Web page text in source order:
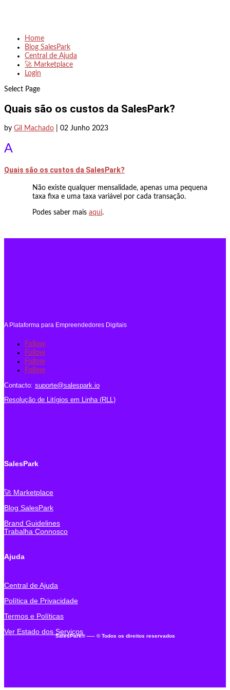
Home
Blog SalesPark
Central de Ajuda
🚀 Marketplace
Login
Select Page
Quais são os custos da SalesPark?
by Gil Machado 02 Junho 2023
A
Quais são os custos da SalesPark?
Não existe qualquer mensalidade, apenas uma pequena
taxa fixa e uma taxa variável por cada transação.
Podes saber mais aqui.
A Plataforma para Empreendedores Digitais
Follow
Follow
Follow
Follow
Contacto: suporte@salespark.io
Resolução de Litígios em Linha (RLL)
SalesPark
🚀 Marketplace
Blog SalesPark
Brand Guidelines
Trabalha Connosco
Ajuda
Central de Ajuda
Política de Privacidade
Termos e Políticas
Ver Estado dos Serviços
SalesPark® —– © Todos os direitos reservados